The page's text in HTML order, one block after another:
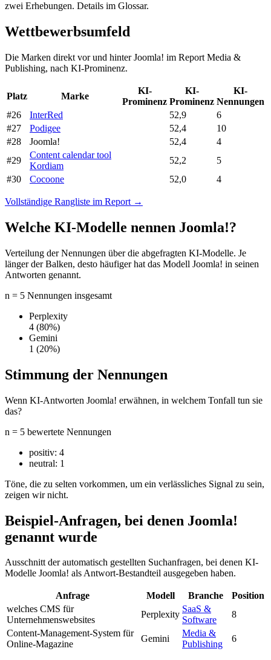
zwei Erhebungen. Details im Glossar.
Wettbewerbsumfeld
Die Marken direkt vor und hinter Joomla! im Report Media &
Publishing, nach KI-Prominenz.
Platz Marke
KI-
Prominenz
KI-
Prominenz
KI-
Nennungen
#26
InterRed 52,9
6
#27
Podigee 52,4
10
#28
Joomla! 52,4
4
#29
Content calendar tool
Kordiam
52,2
5
#30
Cocoone 52,0 4
Vollständige Rangliste im Report →
Welche KI-Modelle nennen Joomla!?
Verteilung der Nennungen über die abgefragten KI-Modelle. Je
länger der Balken, desto häufiger hat das Modell Joomla! in seinen
Antworten genannt.
n = 5 Nennungen insgesamt
Perplexity
4 (80%)
Gemini
1 (20%)
Stimmung der Nennungen
Wenn KI-Antworten Joomla! erwähnen, in welchem Tonfall tun sie
das?
n = 5 bewertete Nennungen
positiv: 4
neutral: 1
Töne, die zu selten vorkommen, um ein verlässliches Signal zu sein,
zeigen wir nicht.
Beispiel-Anfragen, bei denen Joomla!
genannt wurde
Ausschnitt der automatisch gestellten Suchanfragen, bei denen KI-
Modelle Joomla! als Antwort-Bestandteil ausgegeben haben.
Anfrage Modell Branche
Position
welches CMS für
Unternehmenswebsites
Perplexity
SaaS &
Software
8
Content-Management-System für
Online-Magazine
Gemini
Media &
Publishing
6